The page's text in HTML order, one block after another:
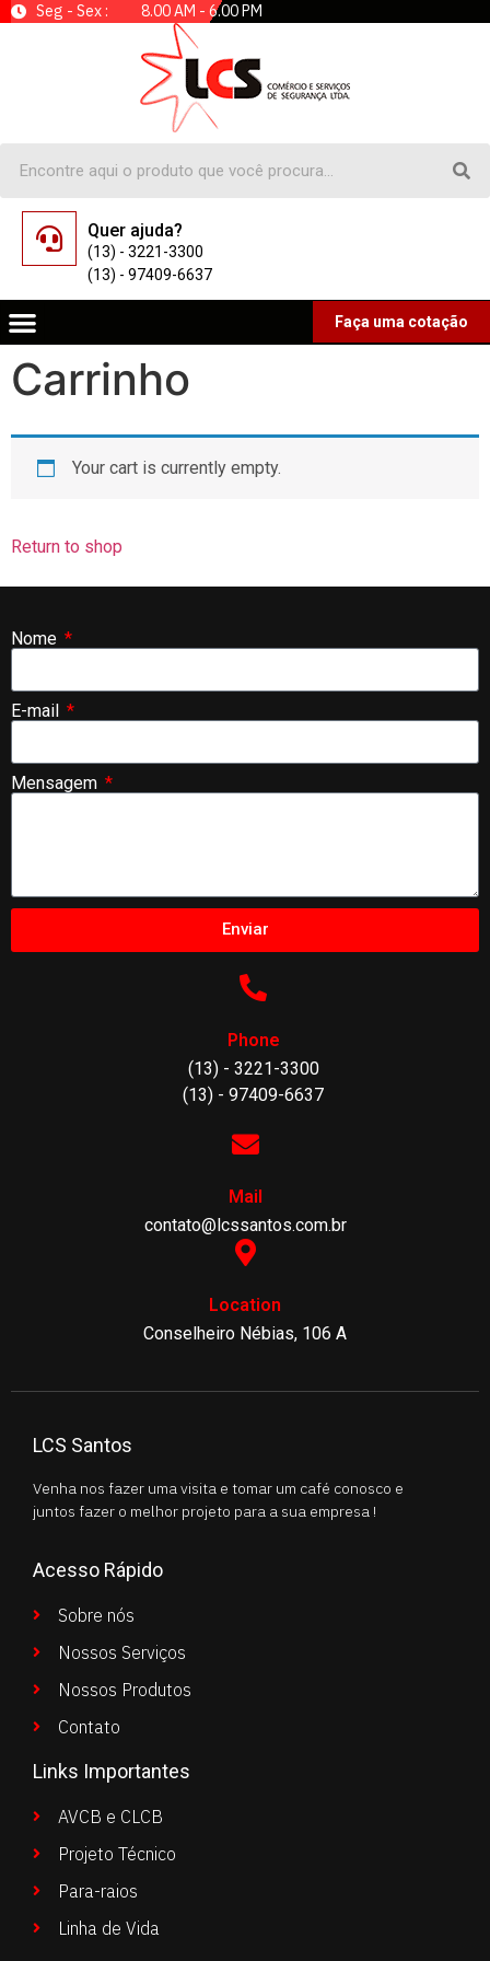
Seg - Sex : 8.00 AM - 6.00 PM
Quer ajuda?
(13) - 3221-3300
(13) - 97409-6637
Faça uma cotação
Carrinho
Your cart is currently empty.
Return to shop
Nome
E-mail
Mensagem
Enviar
Phone
(13) - 3221-3300
(13) - 97409-6637
Mail
contato@lcssantos.com.br
Location
Conselheiro Nébias, 106 A
LCS Santos
Venha nos fazer uma visita e tomar um café conosco e
juntos fazer o melhor projeto para a sua empresa !
Acesso Rápido
Sobre nós
Nossos Serviços
Nossos Produtos
Contato
Links Importantes
AVCB e CLCB
Projeto Técnico
Para-raios
Linha de Vida